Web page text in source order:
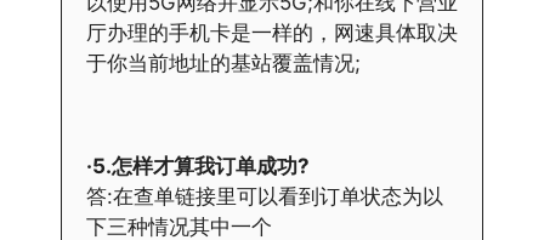
厅办理的手机卡是一样的，网速具体取决
于你当前地址的基站覆盖情况;
·5.怎样才算我订单成功?
答:在查单链接里可以看到订单状态为以
下三种情况其中一个